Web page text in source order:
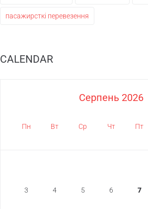
пасажирсткі перевезення
CALENDAR
Серпень 2026
Пн Вт Ср Чт Пт
3 4 5 6 7